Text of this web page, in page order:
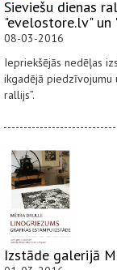
Sieviešu dienas
"evelostore.lv" un
08-03-2016
Iepriekšējās nedēļas
ikgadējā piedzīvojumu
rallijs”.
Izstāde galerijā